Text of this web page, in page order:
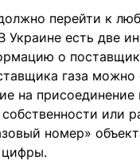
перейти к
Украине есть две
о
газа можно
на присоединение
или
номер»